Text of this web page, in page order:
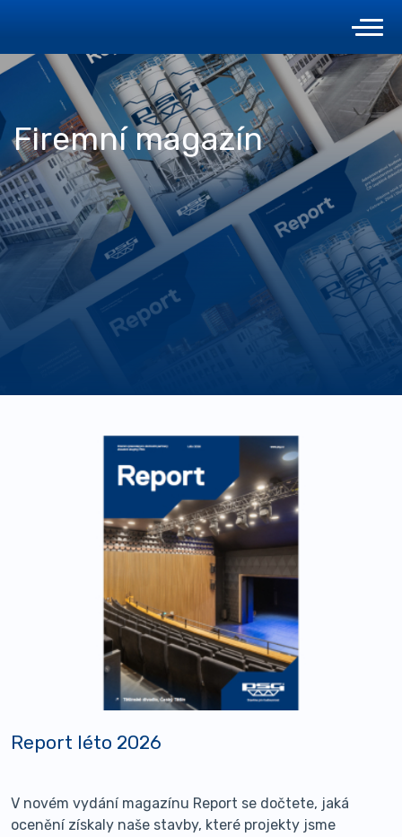
Firemní magazín
Report léto 2026
V novém vydání magazínu Report se dočtete, jaká
ocenění získaly naše stavby, které projekty jsme